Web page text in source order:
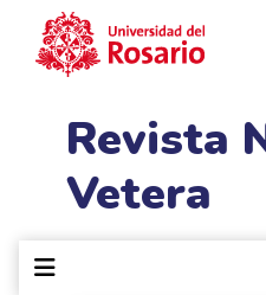
Revista
Vetera